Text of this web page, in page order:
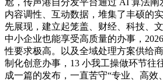
尬，传声港自分发平台通过 AI 算法阐
内容调性、互动数据，堆集了丰硕的
先展现，建立起笼盖、财经、科技、
中小企业也能享受高质量的办事，
性要求极高。以及全域处理方案供给
制化创意办事，13 小我工操做环节往
成一篇的发布，一直苦守“专业、高效